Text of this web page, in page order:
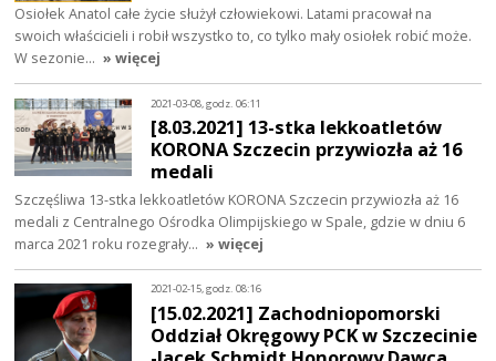
Osiołek Anatol całe życie służył człowiekowi. Latami pracował na
swoich właścicieli i robił wszystko to, co tylko mały osiołek robić może.
W sezonie… » więcej
2021-03-08, godz. 06:11
[8.03.2021] 13-stka lekkoatletów
KORONA Szczecin przywiozła aż 16
medali
Szczęśliwa 13-stka lekkoatletów KORONA Szczecin przywiozła aż 16
medali z Centralnego Ośrodka Olimpijskiego w Spale, gdzie w dniu 6
marca 2021 roku rozegrały… » więcej
2021-02-15, godz. 08:16
[15.02.2021] Zachodniopomorski
Oddział Okręgowy PCK w Szczecinie